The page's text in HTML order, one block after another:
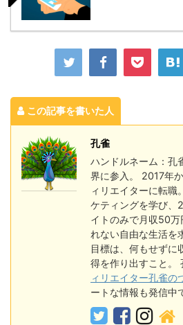
この記事を書いた人
孔雀
ハンドルネーム：孔
界に参入。 2017年
ィリエイターに転職
ケティングを学び、
イトのみで月収50万
れない自由な生活を
目標は、何もせずに
得を作り出すこと。
ィリエイター孔雀の
ートな情報も発信中